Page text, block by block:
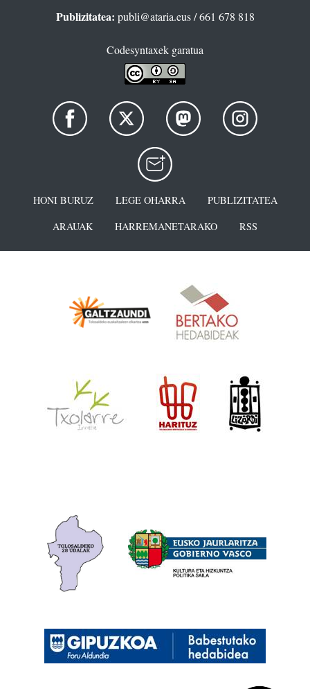
Publizitatea: publi@ataria.eus/ 661 678 818
Codesyntaxek garatua
HONI BURUZ LEGE OHARRA
PUBLIZITATEA
ARAUAK
HARREMANETARAKO RSS